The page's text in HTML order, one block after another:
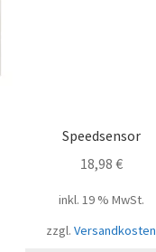
Speedsensor
18,98 €
inkl. 19 % MwSt.
zzgl. Versandkosten